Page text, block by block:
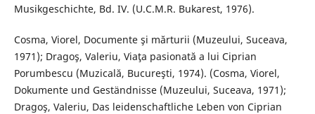
Musikgeschichte, Bd. IV. (U.C.M.R. Bukarest, 1976).
Cosma, Viorel, Documente şi mărturii (Muzeului, Suceava,
1971); Dragoş, Valeriu, Viaţa pasionată a lui Ciprian
Porumbescu (Muzicală, Bucureşti, 1974). (Cosma, Viorel,
Dokumente und Geständnisse (Muzeului, Suceava, 1971);
Dragoş, Valeriu, Das leidenschaftliche Leben von Ciprian